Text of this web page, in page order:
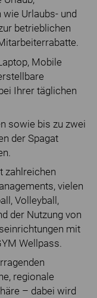
Urlaubs- und
betrieblichen
Mobile
Ihrer täglichen
sowie bis zu zwei
der Spagat
zahlreichen
vielen
Volleyball,
der Nutzung von
mit
Wellpass.
regionale
– dabei wird